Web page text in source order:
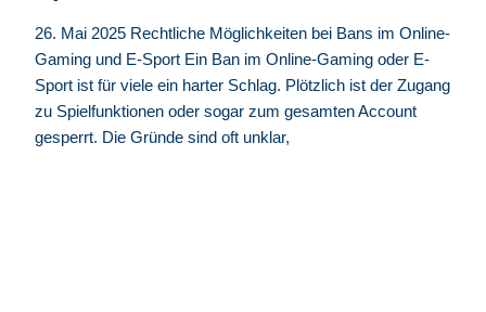
26. Mai 2025 Rechtliche Möglichkeiten bei Bans im Online-
Gaming und E-Sport Ein Ban im Online-Gaming oder E-
Sport ist für viele ein harter Schlag. Plötzlich ist der Zugang
zu Spielfunktionen oder sogar zum gesamten Account
gesperrt. Die Gründe sind oft unklar,